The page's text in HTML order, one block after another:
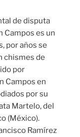
de disputa
Campos es un
por años se
chismes de
por
Campos en
por su
Martelo, del
(México).
Ramírez